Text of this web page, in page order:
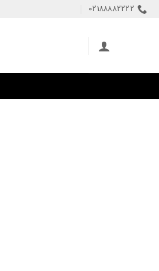
02188882222